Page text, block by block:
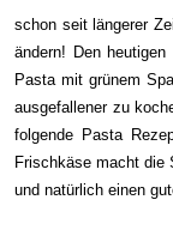
schon seit längerer
ändern! Den
Pasta mit grünem
ausgefallener zu
folgende Pasta
Frischkäse macht die
und natürlich einen